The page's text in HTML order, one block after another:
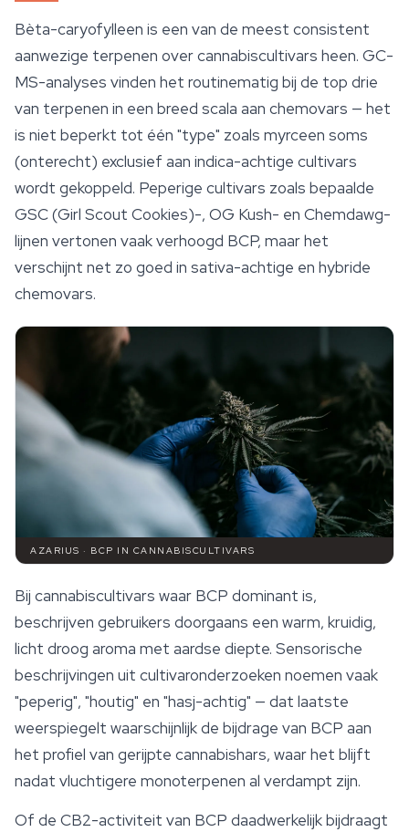
Bèta-caryofylleen is een van de meest consistent
aanwezige terpenen over cannabiscultivars heen. GC-
MS-analyses vinden het routinematig bij de top drie
van terpenen in een breed scala aan chemovars — het
is niet beperkt tot één "type" zoals myrceen soms
(onterecht) exclusief aan indica-achtige cultivars
wordt gekoppeld. Peperige cultivars zoals bepaalde
GSC (Girl Scout Cookies)-, OG Kush- en Chemdawg-
lijnen vertonen vaak verhoogd BCP, maar het
verschijnt net zo goed in sativa-achtige en hybride
chemovars.
AZARIUS · BCP IN CANNABISCULTIVARS
Bij cannabiscultivars waar BCP dominant is,
beschrijven gebruikers doorgaans een warm, kruidig,
licht droog aroma met aardse diepte. Sensorische
beschrijvingen uit cultivaronderzoeken noemen vaak
"peperig", "houtig" en "hasj-achtig" — dat laatste
weerspiegelt waarschijnlijk de bijdrage van BCP aan
het profiel van gerijpte cannabishars, waar het blijft
nadat vluchtigere monoterpenen al verdampt zijn.
Of de CB2-activiteit van BCP daadwerkelijk bijdraagt